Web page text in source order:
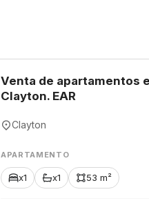
Venta de apartamentos
Clayton. EAR
Clayton
APARTAMENTO
x1 x1 53 m²